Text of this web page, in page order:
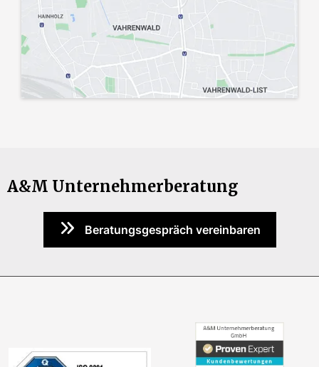
A&M Unternehmerberatung
Beratungsgespräch vereinbaren